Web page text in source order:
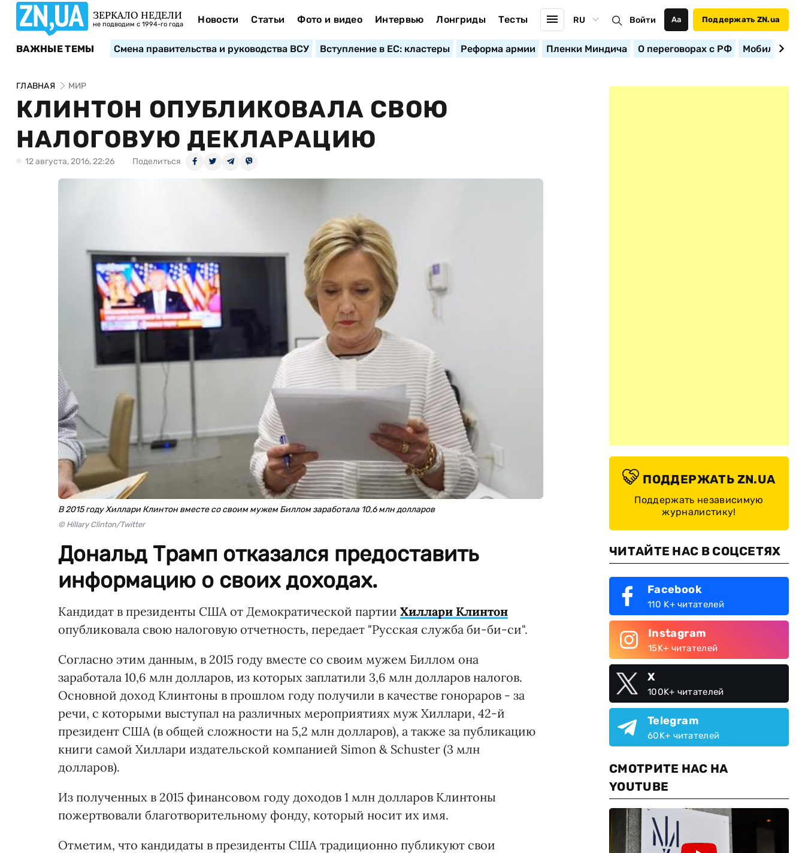
ЗЕРКАЛО НЕДЕЛИ
не подводим с 1994-го года Новости Статьи Фото и видео Интервью Лонгриды Тесты RU Войти Аа Поддержать ZN.ua
ВАЖНЫЕ ТЕМЫ Смена правительства и руководства ВСУ Вступление в ЕС: кластеры Реформа армии Пленки Миндича О переговорах с РФ
ГЛАВНАЯ МИР
КЛИНТОН ОПУБЛИКОВАЛА СВОЮ
НАЛОГОВУЮ ДЕКЛАРАЦИЮ
12 августа, 2016, 22:26 Поделиться
В 2015 году Хиллари Клинтон вместе со своим мужем Биллом заработала 10,6 млн долларов
© Hillary Clinton/Twitter
Дональд Трамп отказался предоставить
информацию о своих доходах.
Кандидат в президенты США от Демократической партии Хиллари Клинтон
опубликовала свою налоговую отчетность, передает "Русская служба би-би-си".
Согласно этим данным, в 2015 году вместе со своим мужем Биллом она
заработала 10,6 млн долларов, из которых заплатили 3,6 млн долларов налогов.
Основной доход Клинтоны в прошлом году получили в качестве гонораров - за
речи, с которыми выступал на различных мероприятиях муж Хиллари, 42-й
президент США (в общей сложности на 5,2 млн долларов), а также за публикацию
книги самой Хиллари издательской компанией Simon & Schuster (3 млн
долларов).
Из полученных в 2015 финансовом году доходов 1 млн долларов Клинтоны
пожертвовали благотворительному фонду, который носит их имя.
Отметим, что кандидаты в президенты США традиционно публикуют свои
ПОДДЕРЖАТЬ ZN.UA
Поддержать независимую
журналистику!
ЧИТАЙТЕ НАС В СОЦСЕТЯХ
Facebook
110 K+ читателей
Instagram
15K+ читателей
X
100K+ читателей
Telegram
60K+ читателей
СМОТРИТЕ НАС НА
YOUTUBE